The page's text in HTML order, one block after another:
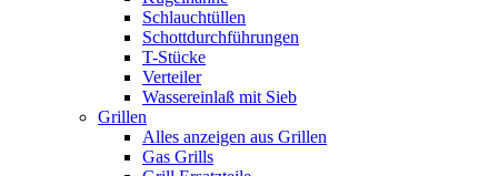
Schlauchtüllen
Schottdurchführungen
T-Stücke
Verteiler
Wassereinlaß mit Sieb
Grillen
Alles anzeigen aus Grillen
Gas Grills